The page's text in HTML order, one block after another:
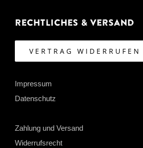
Rechtliches & Versand
VERTRAG WIDERRUFEN
Impressum
Datenschutz
Zahlung und Versand
Widerrufsrecht